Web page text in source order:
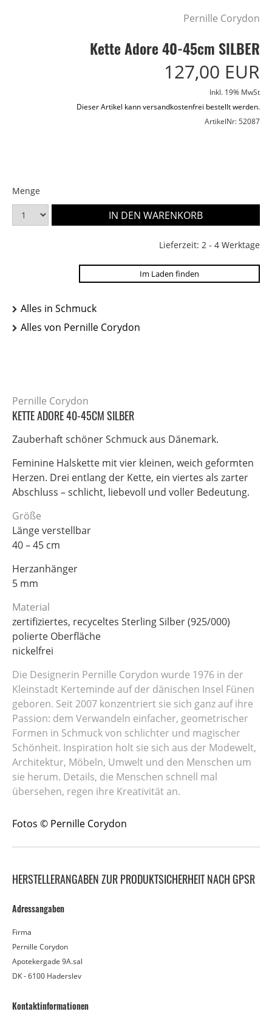
Pernille Corydon
Kette Adore 40-45cm SILBER
127,00 EUR
Inkl. 19% MwSt
Dieser Artikel kann versandkostenfrei bestellt werden.
ArtikelNr: 52087
Menge
Lieferzeit: 2 - 4 Werktage
Im Laden finden
Alles in Schmuck
Alles von Pernille Corydon
Pernille Corydon
KETTE ADORE 40-45CM SILBER
Zauberhaft schöner Schmuck aus Dänemark.
Feminine Halskette mit vier kleinen, weich geformten
Herzen. Drei entlang der Kette, ein viertes als zarter
Abschluss – schlicht, liebevoll und voller Bedeutung.
Größe
Länge verstellbar
40 – 45 cm
Herzanhänger
5 mm
Material
zertifiziertes, recyceltes Sterling Silber (925/000)
polierte Oberfläche
nickelfrei
Die Designerin Pernille Corydon wurde 1976 in der
Kleinstadt Kerteminde auf der dänischen Insel Fünen
geboren. Seit 2007 konzentriert sie sich ganz auf ihre
Passion: dem Verwandeln einfacher, geometrischer
Formen in Schmuck von schlichter und magischer
Schönheit. Inspiration holt sie sich aus der Modewelt,
Architektur, Möbeln, Umwelt und den Menschen um
sie herum. Details, die Menschen schnell mal
übersehen, regen ihre Kreativität an.
Fotos © Pernille Corydon
HERSTELLERANGABEN ZUR PRODUKTSICHERHEIT NACH GPSR
Adressangaben
Firma
Pernille Corydon
Apotekergade 9A.sal
DK - 6100 Haderslev
Kontaktinformationen